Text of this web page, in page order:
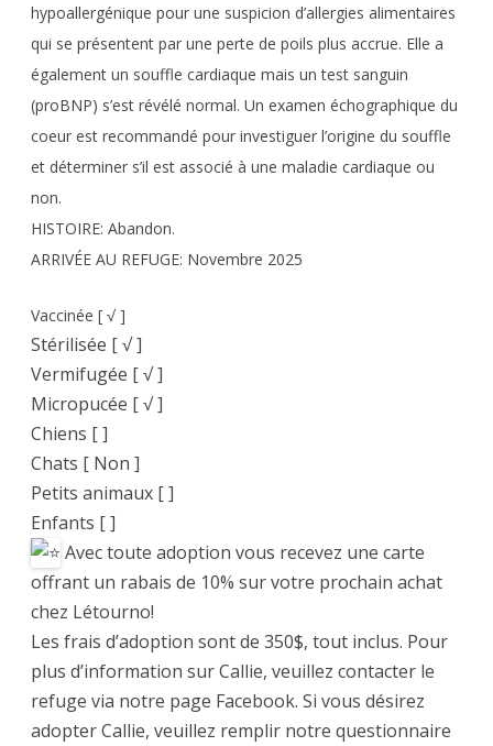
hypoallergénique pour une suspicion d’allergies alimentaires
qui se présentent par une perte de poils plus accrue. Elle a
également un souffle cardiaque mais un test sanguin
(proBNP) s’est révélé normal. Un examen échographique du
coeur est recommandé pour investiguer l’origine du souffle
et déterminer s’il est associé à une maladie cardiaque ou
non.
HISTOIRE: Abandon.
ARRIVÉE AU REFUGE: Novembre 2025
Vaccinée [ √ ]
Stérilisée [ √ ]
Vermifugée [ √ ]
Micropucée [ √ ]
Chiens [ ]
Chats [ Non ]
Petits animaux [ ]
Enfants [ ]
Avec toute adoption vous recevez une carte
offrant un rabais de 10% sur votre prochain achat
chez Létourno!
Les frais d’adoption sont de 350$, tout inclus. Pour
plus d’information sur Callie, veuillez contacter le
refuge via notre page Facebook. Si vous désirez
adopter Callie, veuillez remplir notre questionnaire